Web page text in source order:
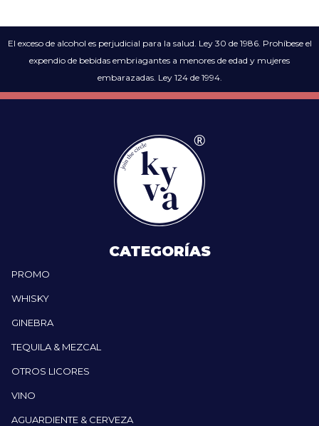
El exceso de alcohol es perjudicial para la salud. Ley 30 de 1986. Prohíbese el
expendio de bebidas embriagantes a menores de edad y mujeres
embarazadas. Ley 124 de 1994.
CATEGORÍAS
PROMO
WHISKY
GINEBRA
TEQUILA & MEZCAL
OTROS LICORES
VINO
AGUARDIENTE & CERVEZA